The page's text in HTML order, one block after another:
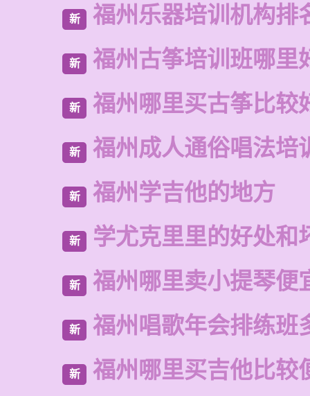
新 福州乐器培训机构排
新 福州古筝培训班哪里
新 福州哪里买古筝比较
新 福州成人通俗唱法培
新 福州学吉他的地方
新 学尤克里里的好处和
新 福州哪里卖小提琴便
新 福州唱歌年会排练班
新 福州哪里买吉他比较